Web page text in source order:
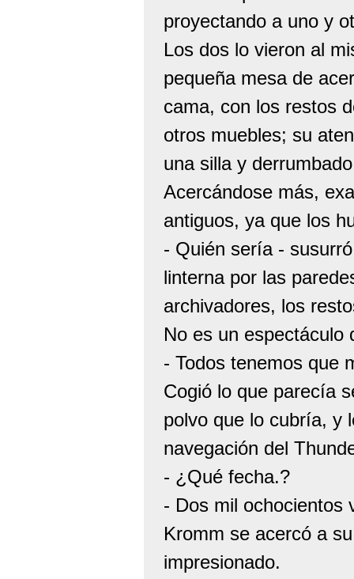
proyectando a uno y
Los dos lo vieron al
pequeña mesa de
cama, con los restos
otros muebles; su
una silla y
Acercándose más,
antiguos, ya que los
- Quién sería -
linterna por las
archivadores, los
No es un espectáculo
- Todos tenemos que
Cogió lo que parecía
polvo que lo cubría, y
navegación del
- ¿Qué fecha.?
- Dos mil ochocientos
Kromm se acercó a
impresionado.